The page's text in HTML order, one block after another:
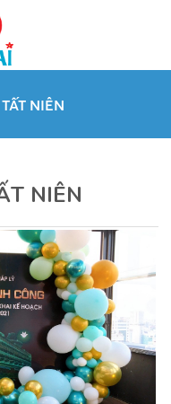
NIÊN
NIÊN